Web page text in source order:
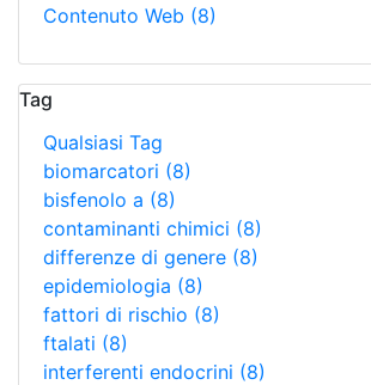
Contenuto Web (8)
Tag
Qualsiasi Tag
biomarcatori (8)
bisfenolo a (8)
contaminanti chimici (8)
differenze di genere (8)
epidemiologia (8)
fattori di rischio (8)
ftalati (8)
interferenti endocrini (8)